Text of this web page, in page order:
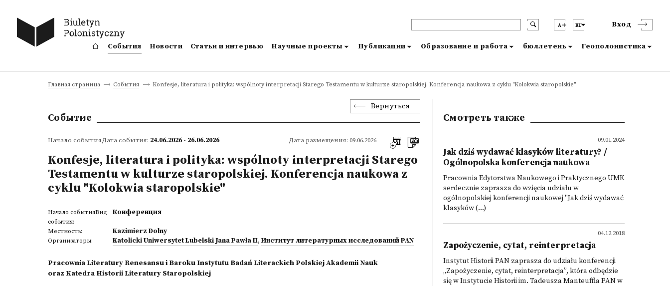
A RU Вход
События Новости Статьи и интервью Научные проекты Публикации Образование и работа бюллетень Геополонистика
Главная страница События Konfesje, literatura i polityka: wspólnoty interpretacji Starego Testamentu w kulturze staropolskiej. Konferencja naukowa z cyklu "Kolokwia staropolskie"
Вернуться
Событие
Начало событияДата события: 24.06.2026 - 26.06.2026 Дата размещения: 09.06.2026
Konfesje, literatura i polityka: wspólnoty interpretacji Starego
Testamentu w kulturze staropolskiej. Konferencja naukowa z
cyklu "Kolokwia staropolskie"
Начало событияВид
события:
Конференция
Местность: Kazimierz Dolny
Организаторы: Katolicki Uniwersytet Lubelski Jana Pawła II, Институт литературных исследований PAN
Pracownia Literatury Renesansu i Baroku Instytutu Badań Literackich Polskiej Akademii Nauk
oraz Katedra Historii Literatury Staropolskiej
Смотреть также
09.01.2024
Jak dziś wydawać klasyków literatury? /
Ogólnopolska konferencja naukowa
Pracownia Edytorstwa Naukowego i Praktycznego UMK
serdecznie zaprasza do wzięcia udziału w
ogólnopolskiej konferencji naukowej "Jak dziś wydawać
klasyków (...)
04.12.2018
Zapożyczenie, cytat, reinterpretacja
Instytut Historii PAN zaprasza do udziału konferencji
„Zapożyczenie, cytat, reinterpretacja”, która odbędzie
się w Instytucie Historii im. Tadeusza Manteuffla PAN w